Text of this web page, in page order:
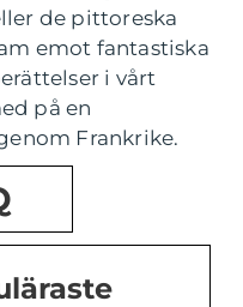
de pittoreska
emot fantastiska
i vårt
på en
Frankrike.